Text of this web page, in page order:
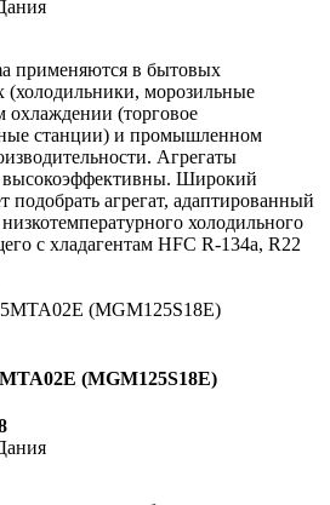
применяются в бытовых
(холодильники, морозильные
охлаждении (торговое
станции) и промышленном
Агрегаты
Широкий
подобрать агрегат, адаптированный
холодильного
с хладагентам HFC R-134a, R22
(MGM125S18E)